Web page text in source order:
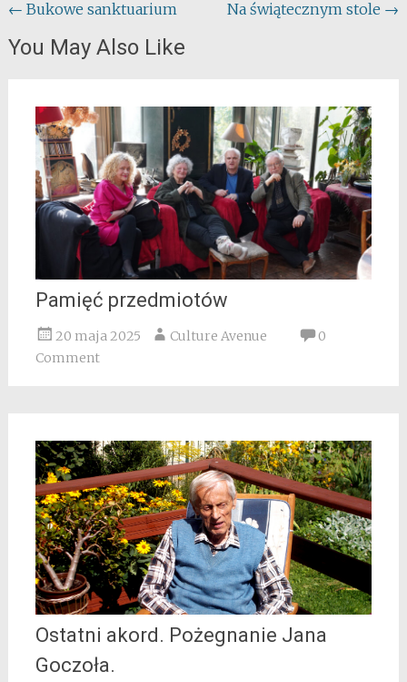
Post
navigation
← Bukowe sanktuarium Na świątecznym stole →
You May Also Like
Pamięć przedmiotów
20 maja 2025 Culture Avenue
0
Comment
Ostatni akord. Pożegnanie Jana
Goczoła.